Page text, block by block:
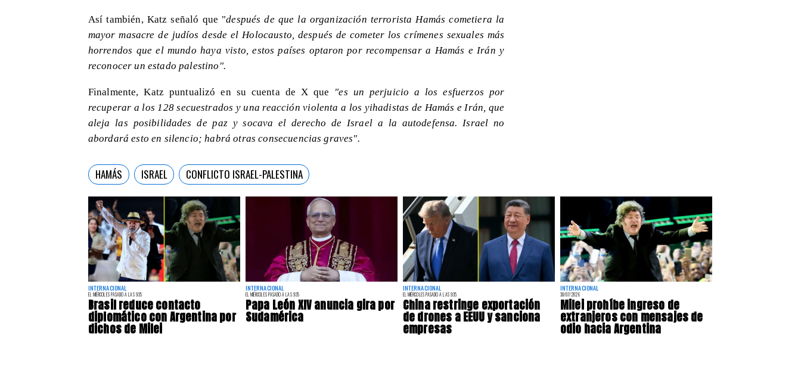
INTERNACIONAL
EL MIÉRCOLES PASADO A LAS 9:35
Brasil reduce contacto
diplomático con Argentina por
dichos de Milei
INTERNACIONAL
EL MIÉRCOLES PASADO A LAS 9:35
Papa León XIV anuncia gira por
Sudamérica
INTERNACIONAL
EL MIÉRCOLES PASADO A LAS 9:35
China restringe exportación
de drones a EEUU y sanciona
empresas
INTERNACIONAL
30/07/2026
Milei prohíbe ingreso de
extranjeros con mensajes de
odio hacia Argentina
Así también, Katz señaló que "después de que la organización terrorista Hamás cometiera la
mayor masacre de judíos desde el Holocausto, después de cometer los crímenes sexuales más
horrendos que el mundo haya visto, estos países optaron por recompensar a Hamás e Irán y
reconocer un estado palestino".
Finalmente, Katz puntualizó en su cuenta de X que "es un perjuicio a los esfuerzos por
recuperar a los 128 secuestrados y una reacción violenta a los yihadistas de Hamás e Irán, que
aleja las posibilidades de paz y socava el derecho de Israel a la autodefensa. Israel no
abordará esto en silencio; habrá otras consecuencias graves".
HAMÁS ISRAEL CONFLICTO ISRAEL-PALESTINA